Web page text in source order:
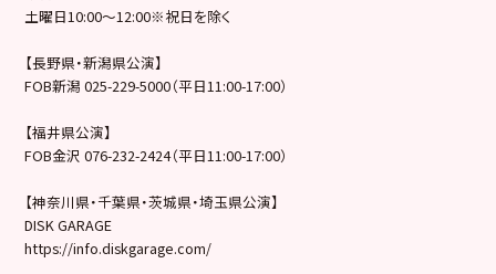
土曜日10:00～12:00※祝日を除く
【長野県・新潟県公演】
FOB新潟 025-229-5000（平日11:00-17:00）
【福井県公演】
FOB金沢 076-232-2424（平日11:00-17:00）
【神奈川県・千葉県・茨城県・埼玉県公演】
DISK GARAGE
https://info.diskgarage.com/